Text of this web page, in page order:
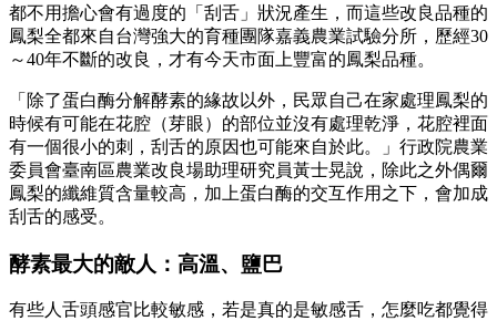
都不用擔心會有過度的「刮舌」狀況產生，而這些改良品種的
鳳梨全都來自台灣強大的育種團隊嘉義農業試驗分所，歷經30
～40年不斷的改良，才有今天市面上豐富的鳳梨品種。
「除了蛋白酶分解酵素的緣故以外，民眾自己在家處理鳳梨的
時候有可能在花腔（芽眼）的部位並沒有處理乾淨，花腔裡面
有一個很小的刺，刮舌的原因也可能來自於此。」行政院農業
委員會臺南區農業改良場助理研究員黃士晃說，除此之外偶爾
鳳梨的纖維質含量較高，加上蛋白酶的交互作用之下，會加成
刮舌的感受。
酵素最大的敵人：高溫、鹽巴
有些人舌頭感官比較敏感，若是真的是敏感舌，怎麼吃都覺得